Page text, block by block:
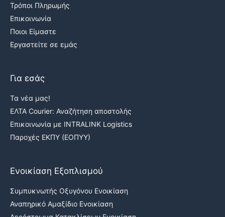
Τρόποι Πληρωμής
Επικοινωνία
Ποιοι Είμαστε
Εργαστείτε σε εμάς
Για εσάς
Τα νέα μας!
ΕΛΤΑ Courier: Αναζήτηση αποστολής
Επικοινωνία με INTRALINK Logistics
Παροχές ΕΚΠΥ (ΕΟΠΥΥ)
Ενοικίαση Εξοπλισμού
Συμπυκνωτής Οξυγόνου Ενοικίαση
Αναπηρικό Αμαξίδιο Ενοικίαση